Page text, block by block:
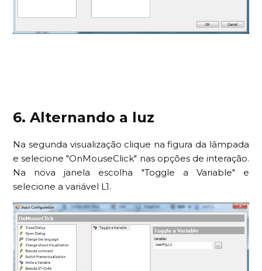
6. Alternando a luz
Na segunda visualização clique na figura da lâmpada
e selecione "OnMouseClick" nas opções de interação.
Na nova janela escolha "Toggle a Variable" e
selecione a variável L1.